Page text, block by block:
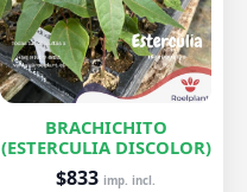
BRACHICHITO
(ESTERCULIA DISCOLOR)
$833 imp. incl.